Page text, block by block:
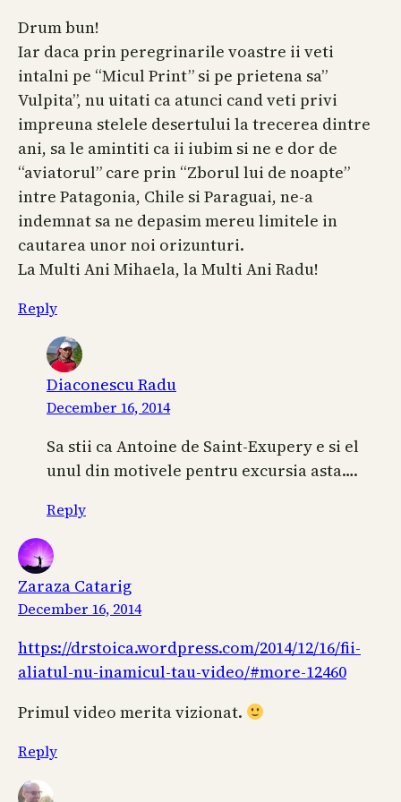
Drum bun!
Iar daca prin peregrinarile voastre ii veti
intalni pe “Micul Print” si pe prietena sa”
Vulpita”, nu uitati ca atunci cand veti privi
impreuna stelele desertului la trecerea dintre
ani, sa le amintiti ca ii iubim si ne e dor de
“aviatorul” care prin “Zborul lui de noapte”
intre Patagonia, Chile si Paraguai, ne-a
indemnat sa ne depasim mereu limitele in
cautarea unor noi orizunturi.
La Multi Ani Mihaela, la Multi Ani Radu!
Reply
Diaconescu Radu
December 16, 2014
Sa stii ca Antoine de Saint-Exupery e si el
unul din motivele pentru excursia asta….
Reply
Zaraza Catarig
December 16, 2014
https://drstoica.wordpress.com/2014/12/16/fii-
aliatul-nu-inamicul-tau-video/#more-12460
Primul video merita vizionat.
Reply